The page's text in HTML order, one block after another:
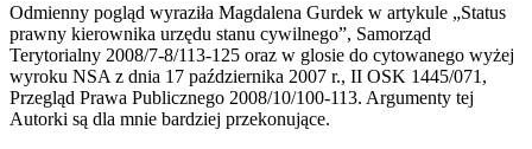
Odmienny pogląd wyraziła Magdalena Gurdek w artykule „Status
prawny kierownika urzędu stanu cywilnego”, Samorząd
Terytorialny 2008/7-8/113-125 oraz w glosie do cytowanego wyżej
wyroku NSA z dnia 17 października 2007 r., II OSK 1445/071,
Przegląd Prawa Publicznego 2008/10/100-113. Argumenty tej
Autorki są dla mnie bardziej przekonujące.